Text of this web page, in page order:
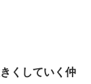
くしていく仲